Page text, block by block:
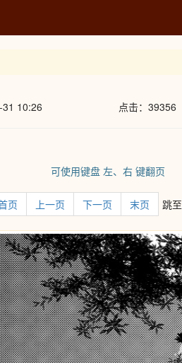
10:26 点击：39356
可使用键盘 左、右 键翻页
页 上一页 下一页 末页 跳至